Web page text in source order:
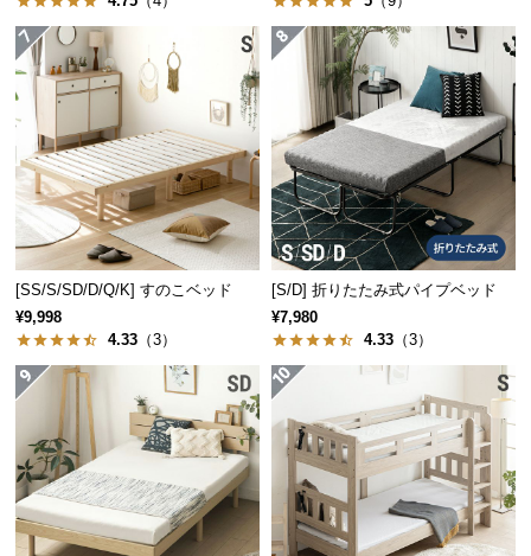
ト
ら
せ
ブ
ロ
情
報
[SS/S/SD/D/Q/K] すのこベッド
¥9,998
4.33 （3）
[S/D] 折りたたみ式パイプベッド
¥7,980
4.33 （3）